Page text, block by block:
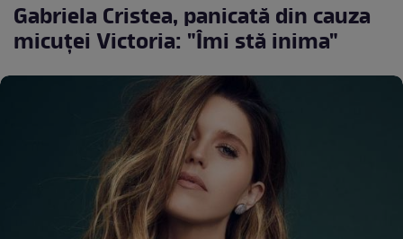
Gabriela Cristea, panicată din cauza
micuței Victoria: "Îmi stă inima"